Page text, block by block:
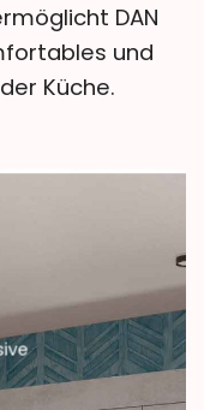
DAN
und
Küche.